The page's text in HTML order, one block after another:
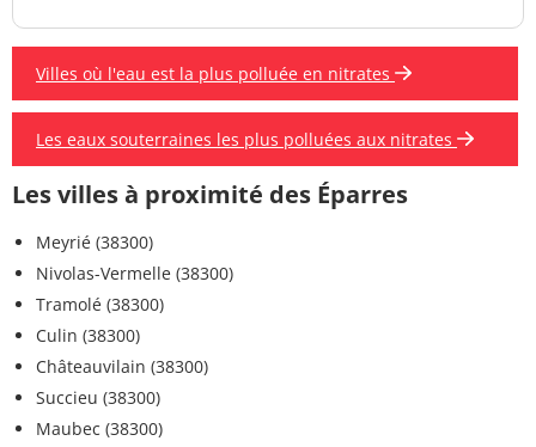
Villes où l'eau est la plus polluée en nitrates
Les eaux souterraines les plus polluées aux nitrates
Les villes à proximité des Éparres
Meyrié (38300)
Nivolas-Vermelle (38300)
Tramolé (38300)
Culin (38300)
Châteauvilain (38300)
Succieu (38300)
Maubec (38300)